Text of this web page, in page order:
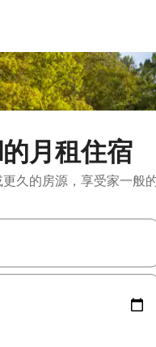
月租住宿
久的房源，享受家一般
下方向键查看，或通过点击